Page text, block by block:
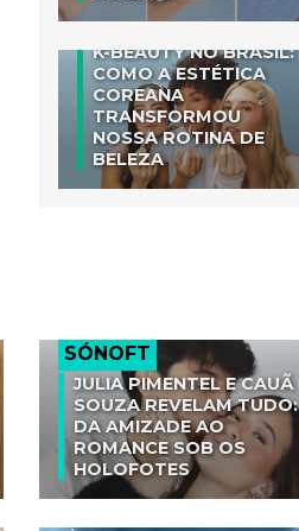
K-BEAUTY NO BRASIL:
COMO A ESTÉTICA
COREANA
TRANSFORMOU
NOSSA ROTINA DE
BELEZA
SÓNOFT
JULIA PIMENTEL E CAUÃ
SOUZA REVELAM TUDO:
DA AMIZADE AO
ROMANCE SOB OS
HOLOFOTES